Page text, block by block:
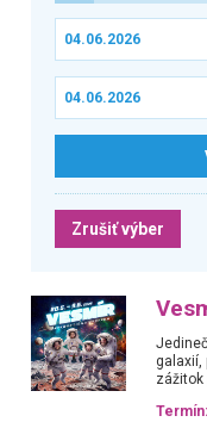
Zrušiť výber
galaxií,
zážitok
Termín: